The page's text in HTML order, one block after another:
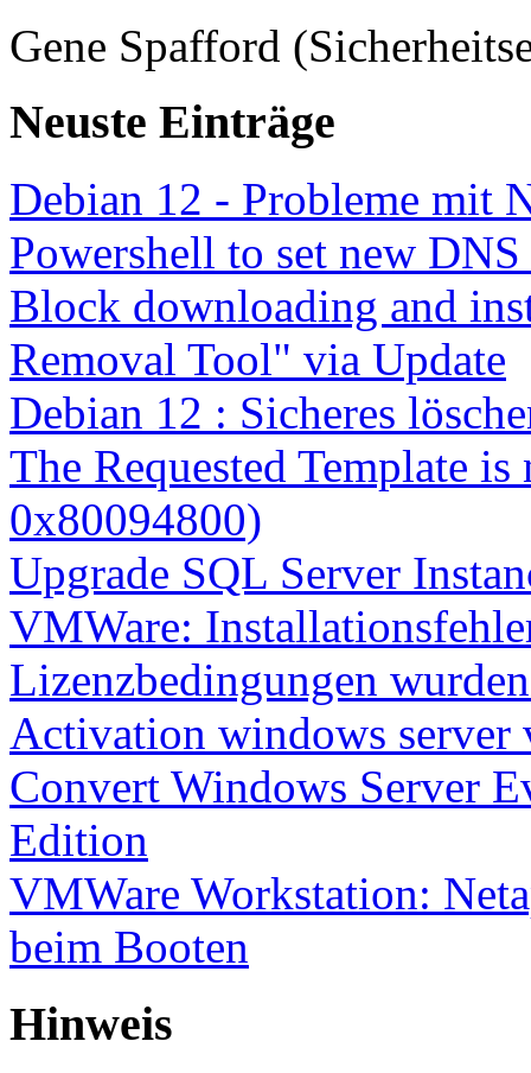
Gene Spafford
Neuste Einträge
Debian 12 - Probleme mit
Powershell to set new
Block downloading and
Removal Tool" via Update
Debian 12 : Sicheres
The Requested Template
0x80094800)
Upgrade SQL Server
VMWare:
Lizenzbedingungen
Activation windows server
Convert Windows Server
Edition
VMWare Workstation:
beim Booten
Hinweis